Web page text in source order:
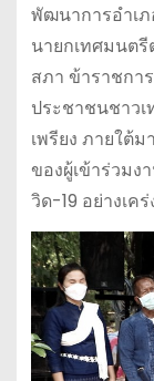
พัฒนาการอำเ
นายกเทศมนต
สภา ข้าราชกา
ประชาชนชาว
เพรียง ภายใต้
ของผู้เข้าร่วมง
วิด-19 อย่างเค